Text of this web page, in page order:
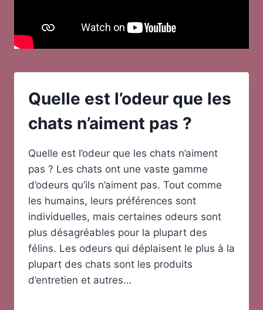
Quelle est l’odeur que les
chats n’aiment pas ?
Quelle est l’odeur que les chats n’aiment
pas ? Les chats ont une vaste gamme
d’odeurs qu’ils n’aiment pas. Tout comme
les humains, leurs préférences sont
individuelles, mais certaines odeurs sont
plus désagréables pour la plupart des
félins. Les odeurs qui déplaisent le plus à la
plupart des chats sont les produits
d’entretien et autres…